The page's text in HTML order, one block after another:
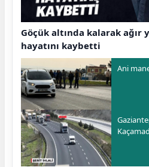
Göçük altında kalarak ağır
hayatını kaybetti
Ani